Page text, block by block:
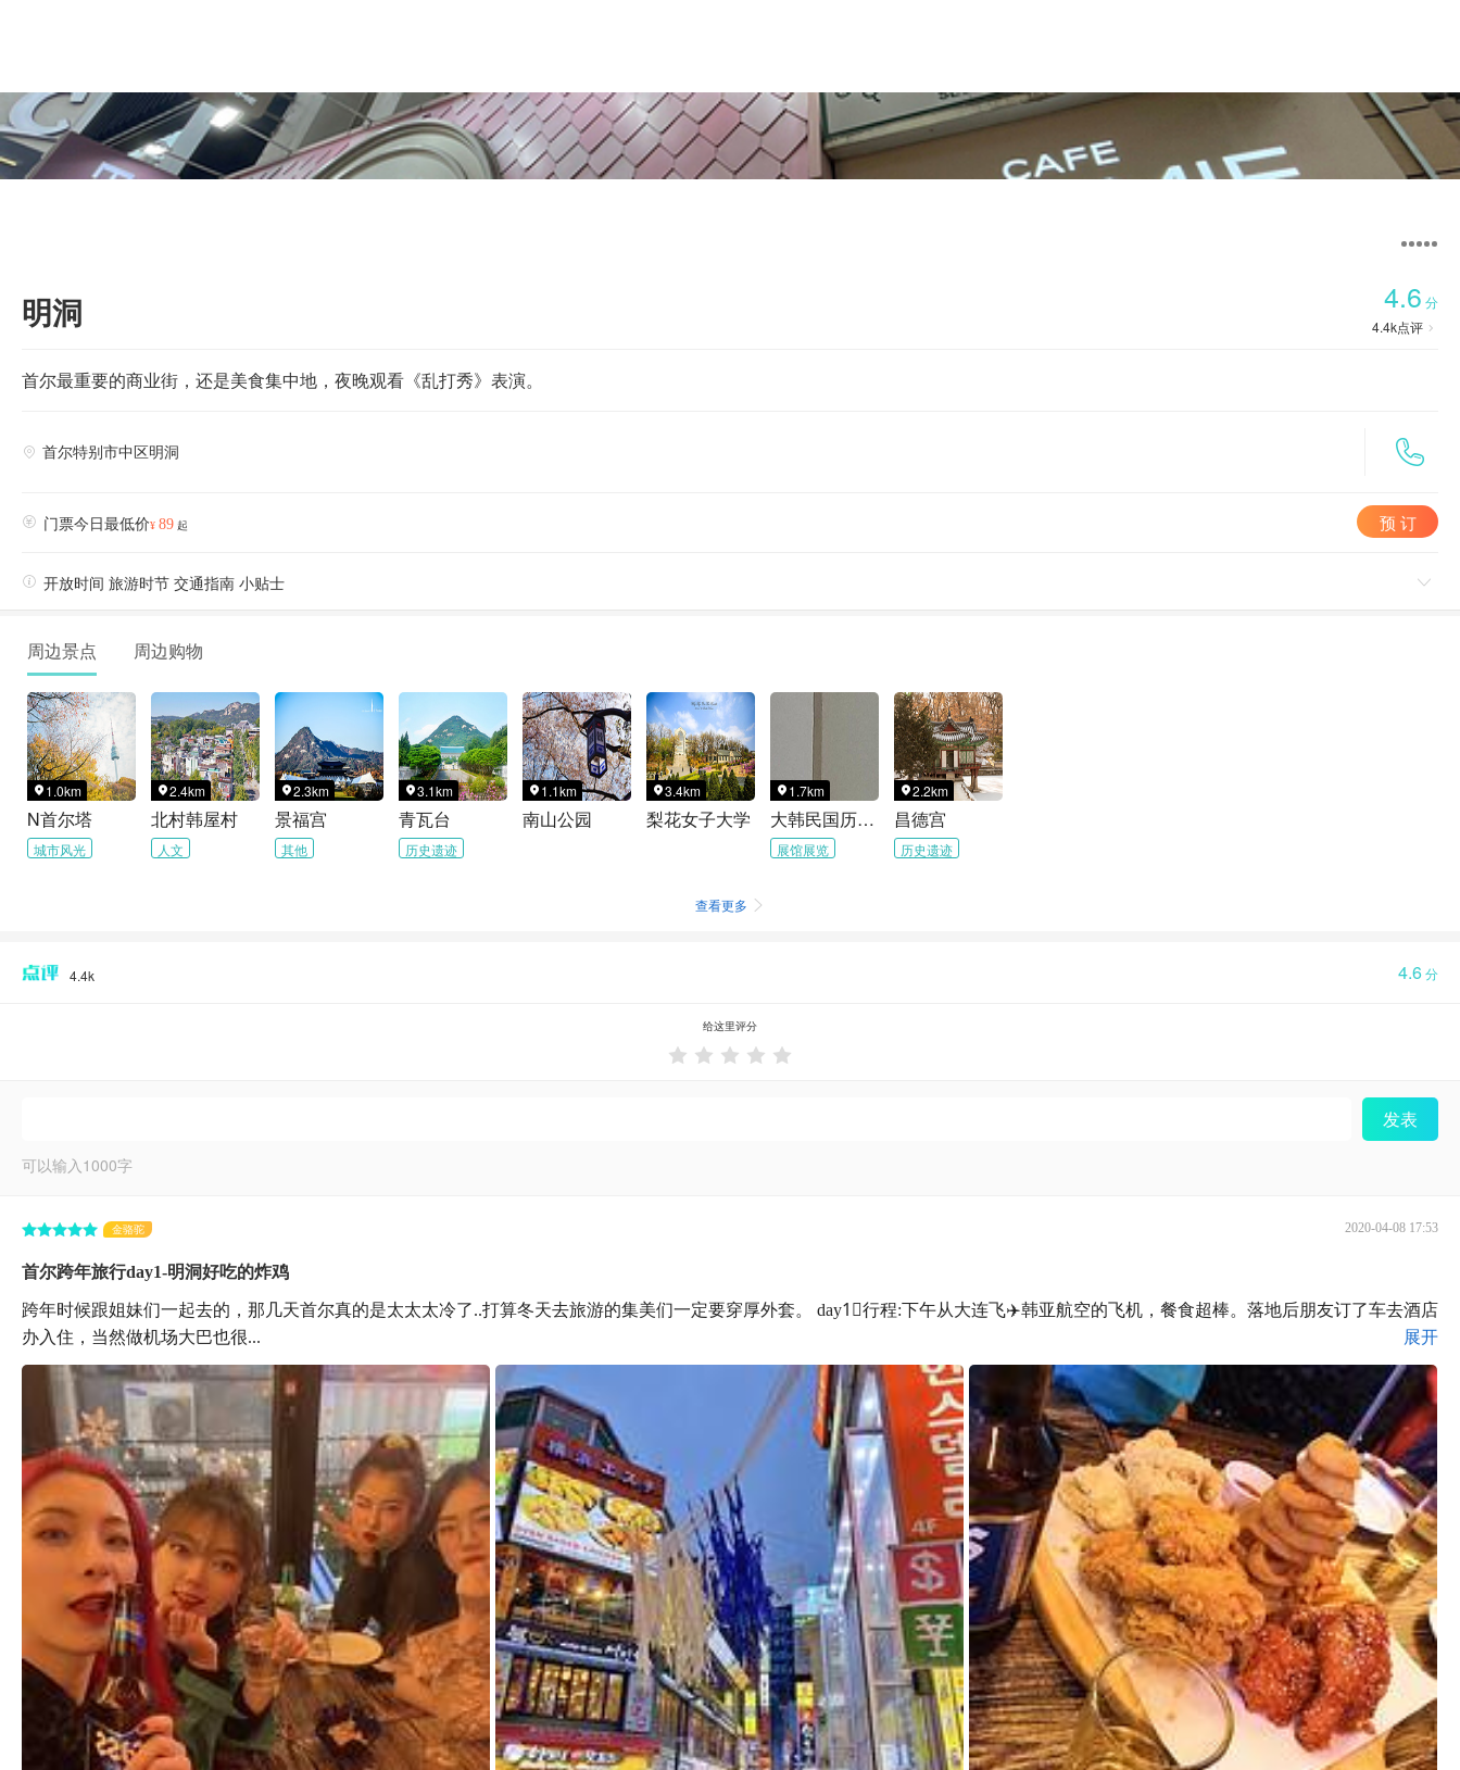
明洞 4.6 分
4.4k点评 
首尔最重要的商业街，还是美食集中地，夜晚观看《乱打秀》表演。

 首尔特别市中区明洞
 门票今日最低价¥ 89 起 预 订
 开放时间 旅游时节 交通指南 小贴士 
周边景点 周边购物
 1.0km
N首尔塔
城市风光
2.4km
北村韩屋村
人文
2.3km
景福宫
其他
3.1km
青瓦台
历史遗迹
 1.1km
南山公园
3.4km
梨花女子大学
 1.7km
大韩民国历史博物馆
展馆展览
2.2km
昌德宫
历史遗迹
查看更多 
4.4k 4.6分
给这里评分
    
发表
可以输入1000字
2020-04-08 17:53
金骆驼
首尔跨年旅行day1-明洞好吃的炸鸡
跨年时候跟姐妹们一起去的，那几天首尔真的是太太太冷了..打算冬天去旅游的集美们一定要穿厚外套。 day1⃣️行程:下午从大连飞✈️韩亚航空的飞机，餐食超棒。落地后朋友订了车去酒店
办入住，当然做机场大巴也很...
展开